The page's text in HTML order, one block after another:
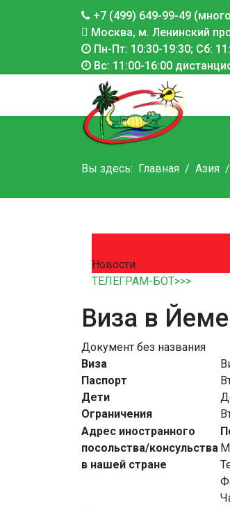
+7 (499) 649-99-49
Москва, м. Ленинский
Пн-Пт: 10:30-19:30; Сб:
Вс: 11:00-16:00
Вы здесь: Главная Азия
Новости
ТЕЛЕГРАМ-БОТ>>>
Виза в
Документ без названия
Виза
Паспорт
Дети
Ограничения
Адрес иностранного
посольства/консульства
в нашей стране